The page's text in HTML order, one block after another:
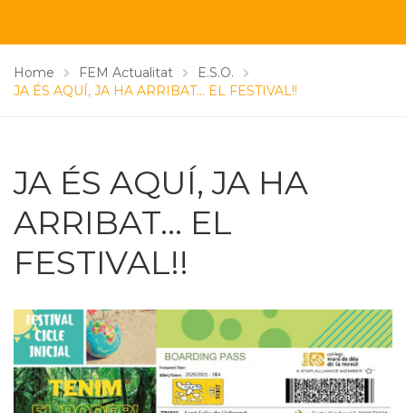
Home FEM Actualitat
E.S.O.
JA ÉS AQUÍ, JA HA ARRIBAT… EL FESTIVAL!!
JA ÉS AQUÍ, JA HA
ARRIBAT… EL
FESTIVAL!!